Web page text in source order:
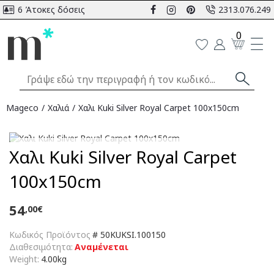
6 Άτοκες δόσεις 2313.076.249
0
Mageco Χαλιά Χαλι Kuki Silver Royal Carpet 100x150cm
Αναμένεται
Χαλι Kuki Silver Royal Carpet
100x150cm
Κωδικός Προϊόντος # 50KUKSI.100150
Διαθεσιμότητα: Αναμένεται
Weight: 4.00kg
54,00€